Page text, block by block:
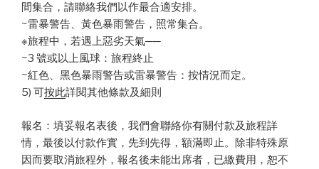
間集合，請聯絡我們以作最合適安排。
~雷暴警告、黃色暴雨警告，照常集合。
※旅程中，若遇上惡劣天氣──
~3 號或以上風球：旅程終止
~紅色、黑色暴雨警告或雷暴警告：按情況而定。
5) 可按此詳閱其他條款及細則
報名：填妥報名表後，我們會聯絡你有關付款及旅程詳
情，最後以付款作實，先到先得，額滿即止。除非特殊原
因而要取消旅程外，報名後未能出席者，已繳費用，恕不